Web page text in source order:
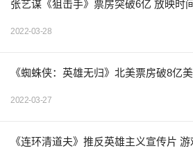
张艺谋《狙击手》票房突破6亿 放映时
2022-03-28
《蜘蛛侠：英雄无归》北美票房破8亿
2022-03-27
《连环清道夫》推反英雄主义宣传片